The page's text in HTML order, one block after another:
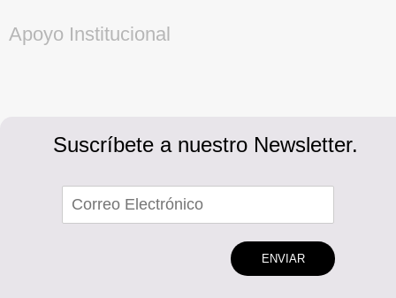
Apoyo Institucional
Suscríbete a nuestro Newsletter.
ENVIAR